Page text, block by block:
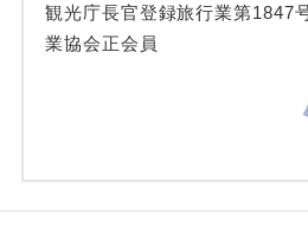
観光庁長官登録旅行業第1847
業協会正会員